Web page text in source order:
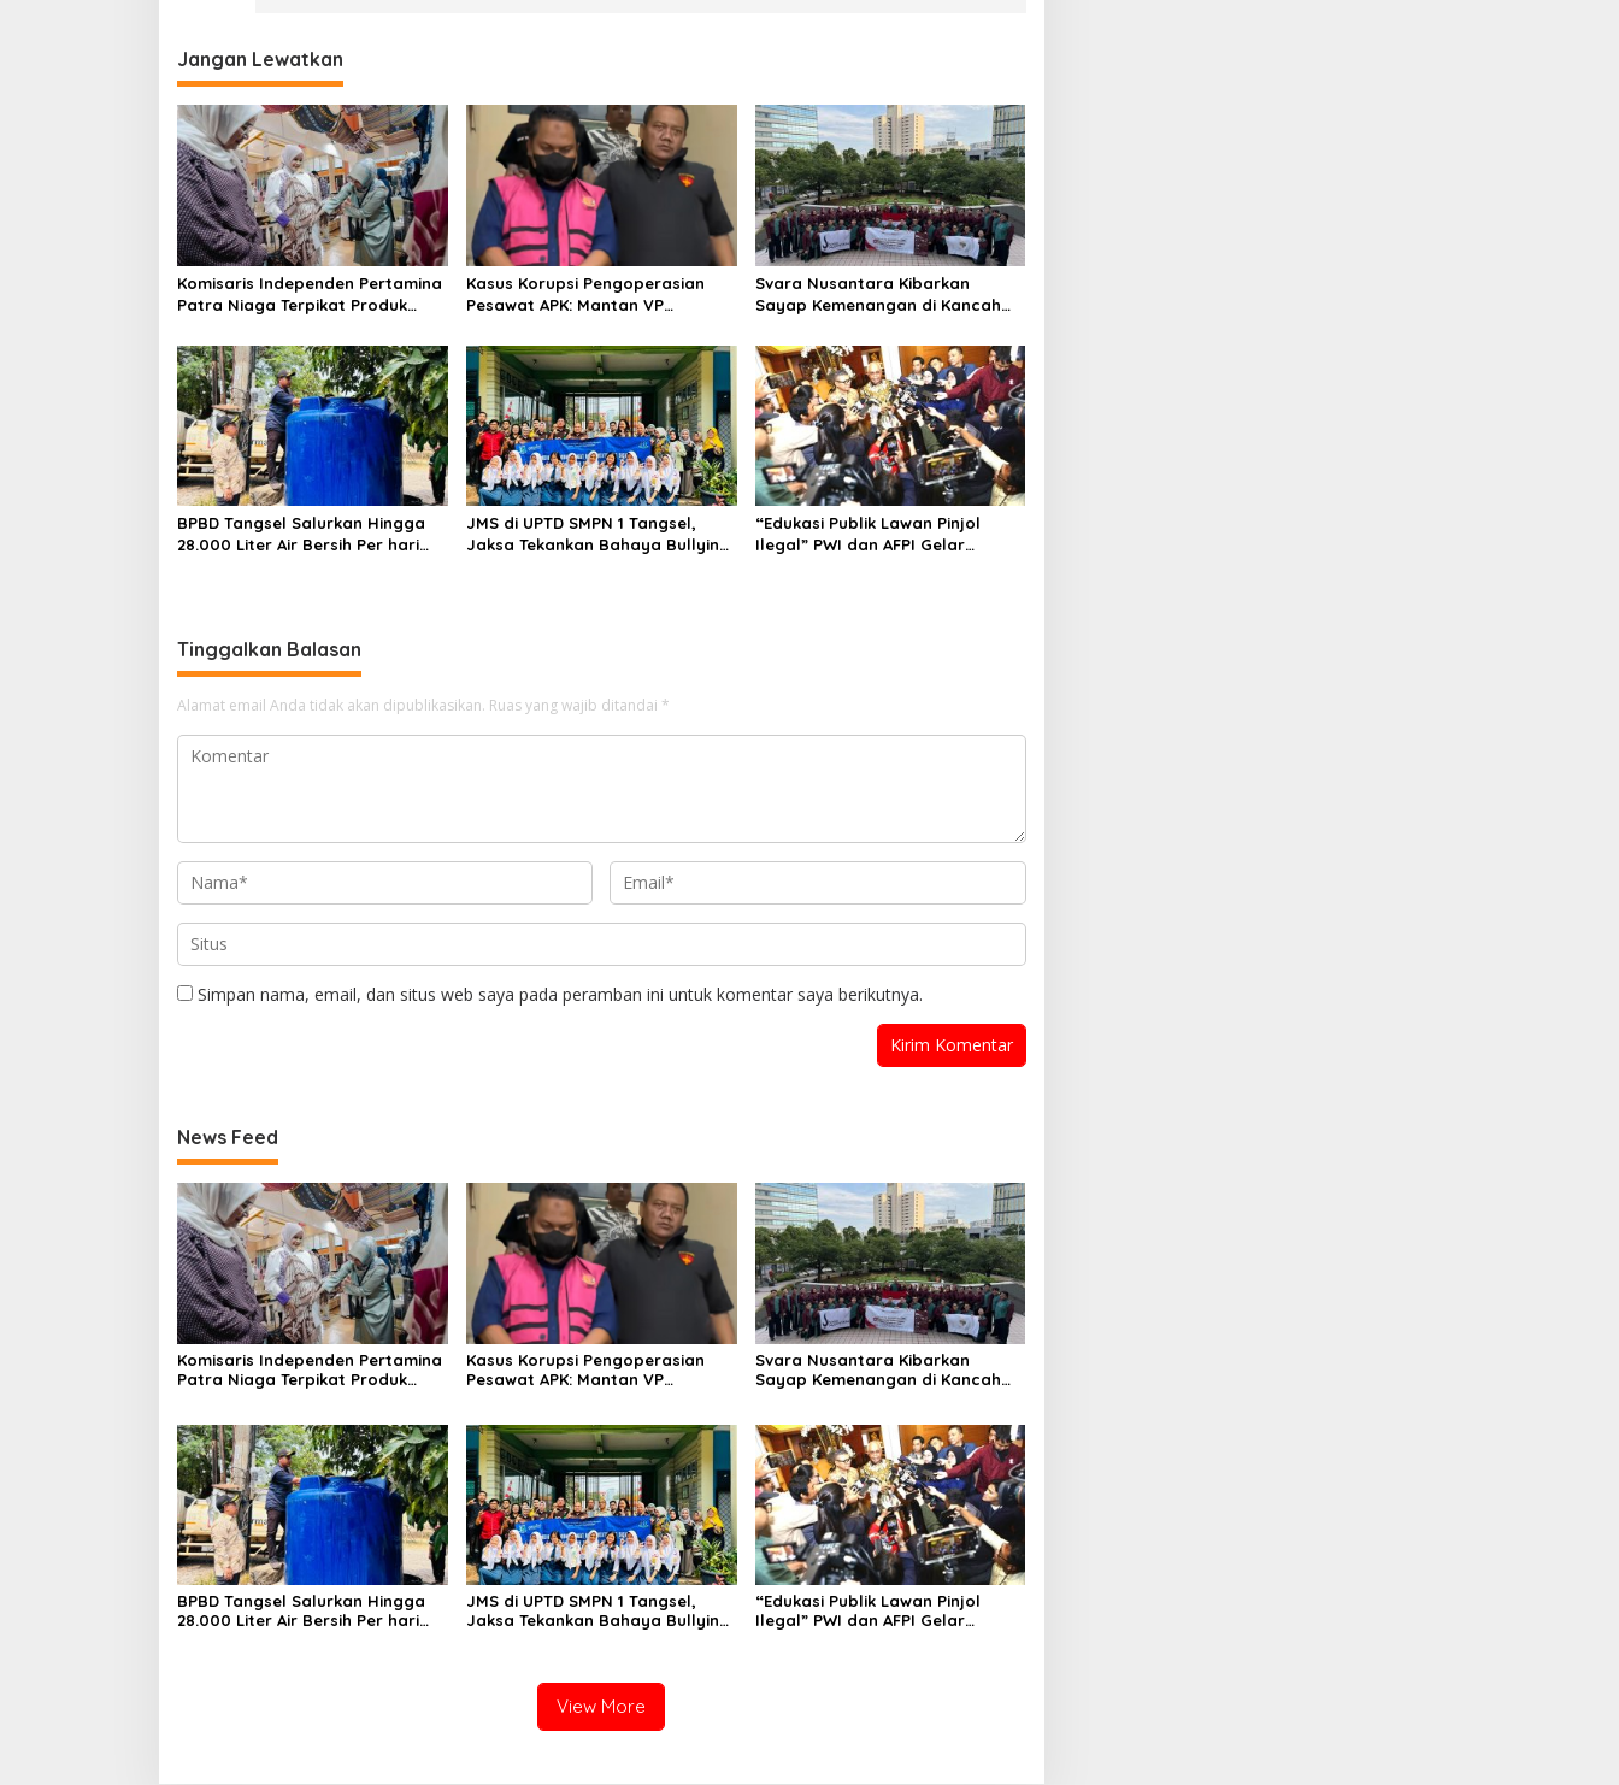
Jangan Lewatkan
Komisaris Independen Pertamina
Patra Niaga Terpikat Produk
Sentuhan Kemanusiaan dan
Keberlanjutan
Kasus Korupsi Pengoperasian
Pesawat APK: Mantan VP
Ditetapkan Tersangka
Svara Nusantara Kibarkan
Sayap Kemenangan di Kancah
BPBD Tangsel Salurkan Hingga
28.000 Liter Air Bersih Per hari
JMS di UPTD SMPN 1 Tangsel,
Jaksa Tekankan Bahaya Bullying
“Edukasi Publik Lawan Pinjol
Ilegal” PWI dan AFPI Gelar
Tinggalkan Balasan
Alamat email Anda tidak akan dipublikasikan. Ruas yang wajib ditandai *
Simpan nama, email, dan situs web saya pada peramban ini untuk komentar saya berikutnya.
News Feed
Komisaris Independen Pertamina
Patra Niaga Terpikat Produk
Keberlanjutan
Kasus Korupsi Pengoperasian
Pesawat APK: Mantan VP
Svara Nusantara Kibarkan
Sayap Kemenangan di Kancah
BPBD Tangsel Salurkan Hingga
28.000 Liter Air Bersih Per hari
JMS di UPTD SMPN 1 Tangsel,
Jaksa Tekankan Bahaya Bullying
“Edukasi Publik Lawan Pinjol
Ilegal” PWI dan AFPI Gelar
View More